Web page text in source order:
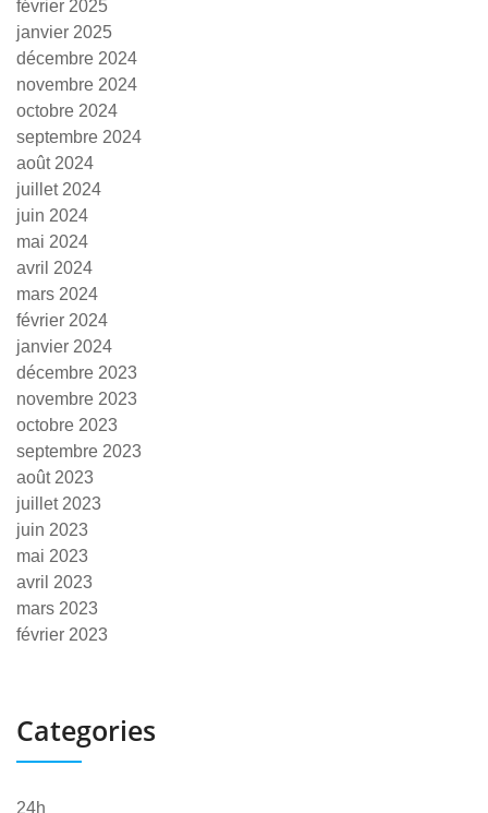
février 2025
janvier 2025
décembre 2024
novembre 2024
octobre 2024
septembre 2024
août 2024
juillet 2024
juin 2024
mai 2024
avril 2024
mars 2024
février 2024
janvier 2024
décembre 2023
novembre 2023
octobre 2023
septembre 2023
août 2023
juillet 2023
juin 2023
mai 2023
avril 2023
mars 2023
février 2023
Categories
24h